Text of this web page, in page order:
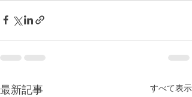
最新記事 すべて表示